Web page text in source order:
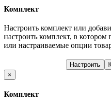
Комплект
Настроить комплект или
настроить комплект, в
или настраиваемые опции
Настроить
×
Комплект